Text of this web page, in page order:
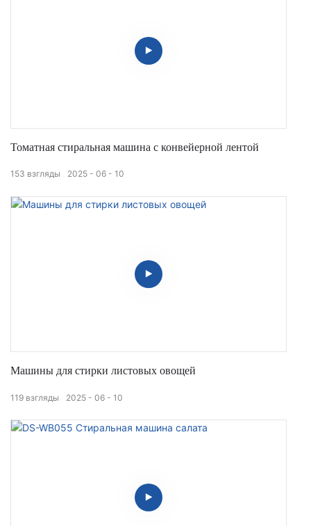
Томатная стиральная машина с конвейерной лентой
2025 06 10
153 взгляды
Машины для стирки листовых овощей
2025 06 10
119 взгляды